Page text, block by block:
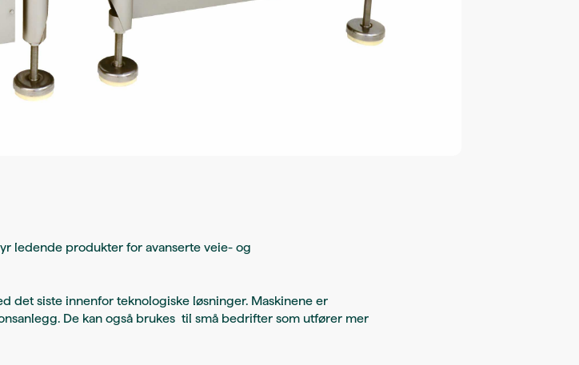
ledende produkter for avanserte veie- og
det siste innenfor teknologiske løsninger. Maskinene er
De kan også brukes til små bedrifter som utfører mer